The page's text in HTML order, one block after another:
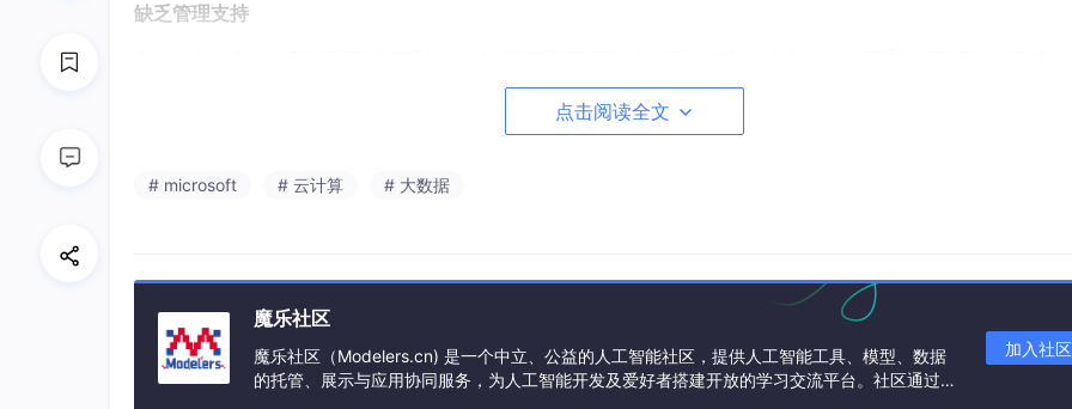
缺乏管理支持
解决建议：企业需要确保高层管理层对知识管理项目的价值和重要性有充分的认识和理解。此外，企业可以在项
淀并共享知识；
Baklib优势
简单易用多端适配
点击阅读全文
# microsoft # 云计算 # 大数据
魔乐社区
魔乐社区（Modelers.cn) 是一个中立、公益的人工智能社区，提供人工智能工具、模型、数据
的托管、展示与应用协同服务，为人工智能开发及爱好者搭建开放的学习交流平台。社区通过理
加入社区